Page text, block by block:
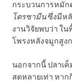
กระบวนการหมัก
โตรซามีนซึ่งมีห
งานวิจัยพบว่า ใ
โพรงหลังจมูกสูง
นอกจากนี้ ปลาเค็
สดหลายเท่า หา